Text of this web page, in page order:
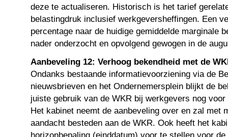
deze te actualiseren. Historisch is het tarief
belastingdruk inclusief werkgeversheffingen. Een
percentage naar de huidige gemiddelde marginale
nader onderzocht en opvolgend gewogen in de
Aanbeveling 12: Verhoog bekendheid met de
Ondanks bestaande informatievoorziening via de
nieuwsbrieven en het Ondernemersplein blijkt de
juiste gebruik van de WKR bij werkgevers nog
Het kabinet neemt de aanbeveling over en zal met
aandacht besteden aan de WKR. Ook heeft het